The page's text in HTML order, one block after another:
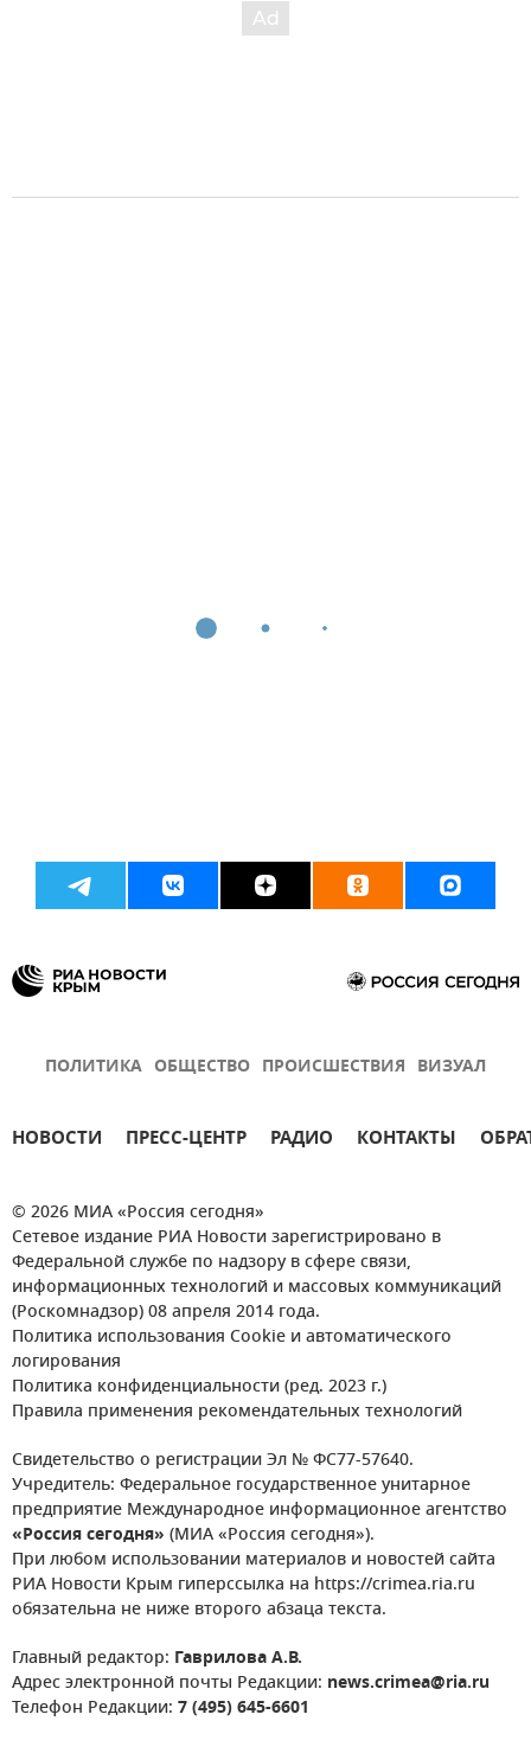
ПОЛИТИКА ОБЩЕСТВО ПРОИСШЕСТВИЯ ВИЗУАЛ
НОВОСТИ ПРЕСС-ЦЕНТР РАДИО КОНТАКТЫ
© 2026 МИА «Россия сегодня»
Сетевое издание РИА Новости зарегистрировано в
Федеральной службе по надзору в сфере связи,
информационных технологий и массовых коммуникаций
(Роскомнадзор) 08 апреля 2014 года.
Политика использования Cookie и автоматического
логирования
Политика конфиденциальности (ред. 2023 г.)
Правила применения рекомендательных технологий
Свидетельство о регистрации Эл № ФС77-57640.
Учредитель: Федеральное государственное унитарное
предприятие Международное информационное агентство
«Россия сегодня» (МИА «Россия сегодня»).
При любом использовании материалов и новостей сайта
РИА Новости Крым гиперссылка на https://crimea.ria.ru
обязательна не ниже второго абзаца текста.
Главный редактор: Гаврилова А.В.
Адрес электронной почты Редакции: news.crimea@ria.ru
Телефон Редакции: 7 (495) 645-6601